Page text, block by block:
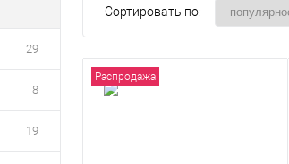
29
8
19
Сортировать по:
Распродажа